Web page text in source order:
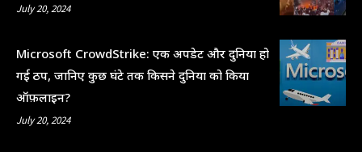
July 20, 2024
Microsoft CrowdStrike: एक अपडेट और दुनिया हो
गई ठप, जानिए कुछ घंटे तक किसने दुनिया को किया
ऑफ़लाइन?
July 20, 2024